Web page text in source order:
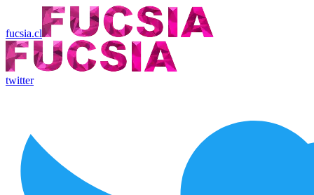
fucsia.cl
twitter